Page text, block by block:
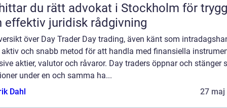
du rätt advokat i Stockholm för trygg
effektiv juridisk rådgivning
över Day Trader Day trading, även känt som
aktiv och snabb metod för att handla med finansiella
aktier, valutor och råvaror. Day traders öppnar och stänger
under en och samma ha...
Dahl
27 maj